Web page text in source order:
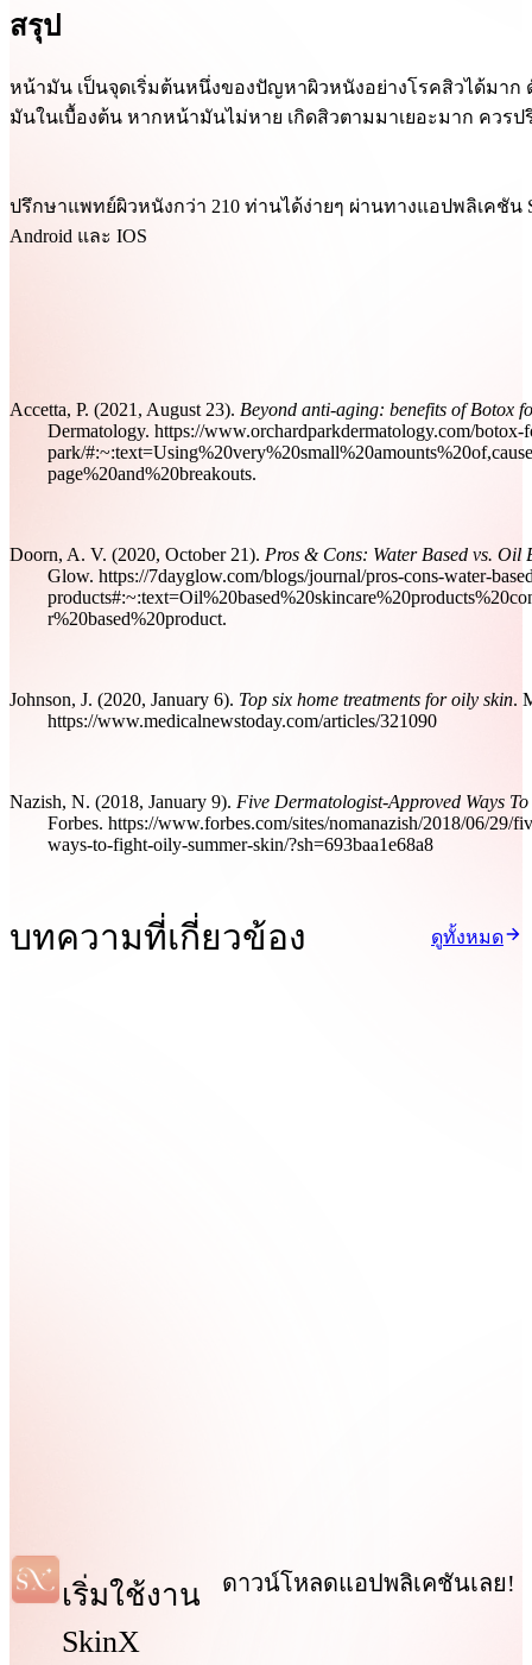
สรุป
หน้ามัน เป็นจุดเริ่มต้นหนึ่งของปัญหาผิวหนังอย่างโรคสิวได้มา
มันในเบื้องต้น หากหน้ามันไม่หาย เกิดสิวตามมาเยอะมาก ควร
ปรึกษาแพทย์ผิวหนังกว่า 210 ท่านได้ง่ายๆ ผ่านทางแอปพลิเคชัน
Android และ IOS
Accetta, P. (2021, August 23). Beyond anti-aging: benefits of Botox
Dermatology. https://www.orchardparkdermatology.com/botox-
park/
page%20and%20breakouts.
Doorn, A. V. (2020, October 21). Pros & Cons: Water Based vs. Oil
Glow. https://7dayglow.com/blogs/journal/pros-cons-water-
r%20based%20product.
Johnson, J. (2020, January 6). Top six home treatments for oily skin.
https://www.medicalnewstoday.com/articles/321090
Nazish, N. (2018, January 9). Five Dermatologist-Approved Ways
Forbes. https://www.forbes.com/sites/nomanazish/2018/06/29/
ways-to-fight-oily-summer-skin/?sh=693baa1e68a8
บทความที่เกี่ยวข้อง ดูทั้งหมด
เริ่มใช้งาน
SkinX
ดาวน์โหลดแอปพลิเคชันเลย!